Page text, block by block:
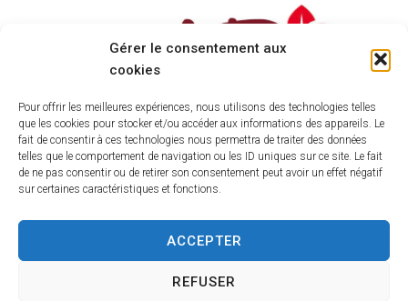
Gérer le consentement aux
cookies
Pour offrir les meilleures expériences, nous utilisons des technologies telles
que les cookies pour stocker et/ou accéder aux informations des appareils. Le
fait de consentir à ces technologies nous permettra de traiter des données
telles que le comportement de navigation ou les ID uniques sur ce site. Le fait
de ne pas consentir ou de retirer son consentement peut avoir un effet négatif
sur certaines caractéristiques et fonctions.
ACCEPTER
REFUSER